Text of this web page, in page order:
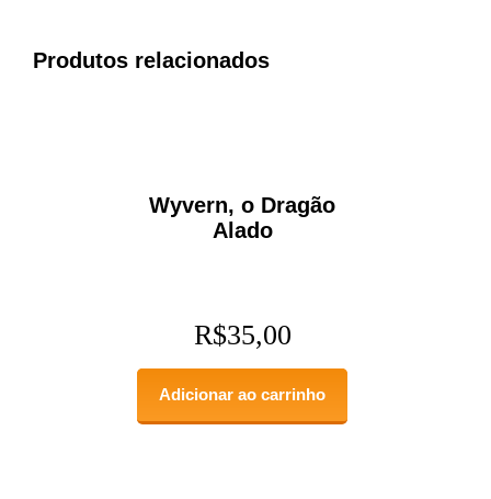
Produtos relacionados
Wyvern, o Dragão
Alado
R$35,00
Adicionar ao carrinho